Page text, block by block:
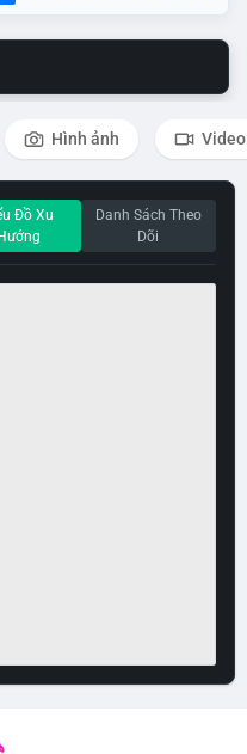
Hình ảnh Video
Đồ Xu
Hướng
Danh Sách Theo
Dõi